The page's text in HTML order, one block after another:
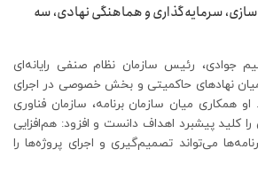
سرمایه‌گذاری و هماهنگی نهادی، سه
جوادی، رئیس سازمان نظام صنفی رایانه‌ای
نهادهای حاکمیتی و بخش خصوصی در اجرای
همکاری میان سازمان برنامه، سازمان فناوری
پیشبرد اهداف دانست و افزود: هم‌افزایی
می‌تواند تصمیم‌گیری و اجرای پروژه‌ها را